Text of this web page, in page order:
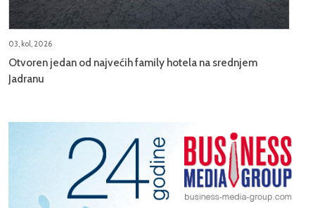
03, kol, 2026
Otvoren jedan od najvećih family hotela na srednjem
Jadranu